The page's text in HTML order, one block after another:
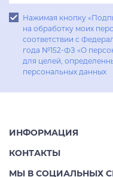
Нажимая кнопку
на обработку моих
соответствии с
года №152-ФЗ «О
для целей,
персональных данных
Аксессуары
Гостиные
ИНФОРМАЦИЯ
Акции
КОНТАКТЫ
Телефон: 8 (800)
МЫ В СОЦИАЛЬНЫХ